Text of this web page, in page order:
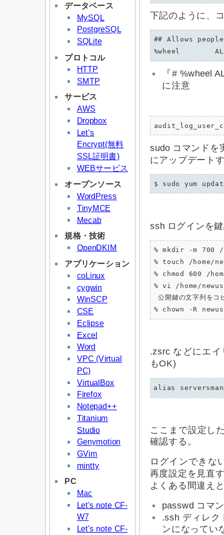
データベース
MySQL
PostgreSQL
SQLite
プロトコル
HTTP
SMTP
サービス
AWS
Dropbox
Let’s
Encrypt(無料
SSL証明書)
WEBサービス
オープンソース
WordPress
TinyMCE
Mecab
規格・技術
OpenDKIM
アプリケーション
coLinux
cygwin
WinSCP
CSE
Eclipse
Excel
Word
VPC (Virtual
PC)
VirtualBox
Firefox
Notepad++
Titanium
Studio
Genymotion
GVim
mintty
PC
Mac
Let's note CF-
W7
Let's note CF-
下記のように、
## Allows
『# %wheel
に注意
sudo コマンドを
にアップデート
ssh ログインを
% mkdir -m 700 /
% touch /home/
% chmod 600 /
% vi /home/
公開鍵の文字列を
% chown -R
.zsrc などにエ
もOK)
ここまで設定し
確認する。
ログインできな
再度設定を見直
よくある間違え
passwd コマ
.ssh ディレク
ンになってい